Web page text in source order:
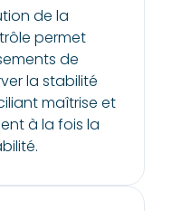
de la
permet
de
la stabilité
maîtrise et
à la fois la